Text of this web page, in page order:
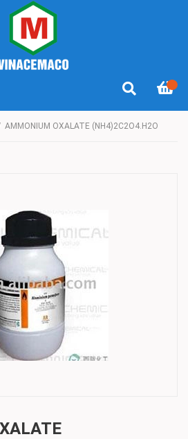
AMMONIUM OXALATE (NH4)2C2O4.H2O